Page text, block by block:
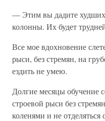
— Этим вы дадите худших
колонны. Их будет
Все мое вдохновение
рыси, без стремян, на
ездить не умею.
Долгие месяцы обучение
строевой рыси без
коленями и не отделяться